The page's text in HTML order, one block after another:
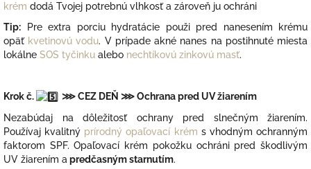
krém dodá Tvojej potrebnú vlhkosť a zároveň ju ochráni
Tip: Pre extra porciu hydratácie použi pred nanesením krému
opäť kvetinovú vodu. V prípade akné nanes na postihnuté miesta
lokálne SOS tyčinku alebo nechtíkovú zinkovú masť.
Krok č. ⋙ CEZ DEŇ ⋙ Ochrana pred UV žiarením
Nezabúdaj na dôležitosť ochrany pred slnečným žiarením.
Používaj kvalitný prírodný opaľovací krém s vhodným ochranným
faktorom SPF. Opaľovací krém pokožku ochráni pred škodlivým
UV žiarením apredčasným starnutím.